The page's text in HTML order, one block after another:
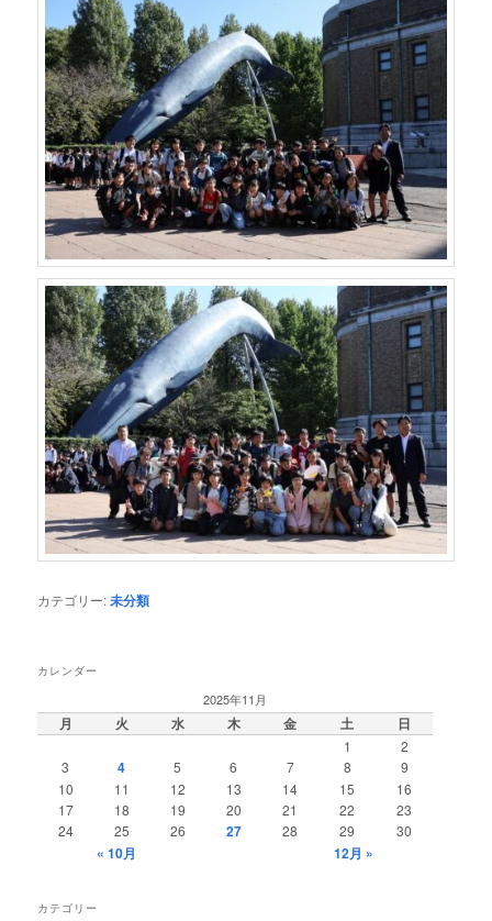
カテゴリー:未分類
カレンダー
2025年11月
月 火 水 木 金 土 日
1
2
3
4 5 6 7 8
9
10
11 12 13 14 15
16
17
18 19 20 21 22
23
24
25 26 27 28 29 30
« 10月 12月 »
カテゴリー